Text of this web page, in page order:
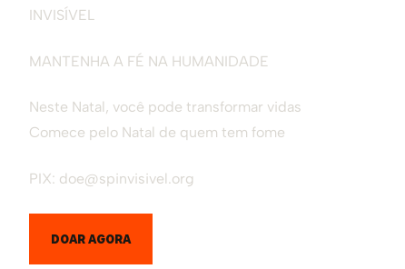
INVISÍVEL
MANTENHA A FÉ NA HUMANIDADE
Neste Natal, você pode transformar vidas
Comece pelo Natal de quem tem fome
PIX: doe@spinvisivel.org
DOAR AGORA